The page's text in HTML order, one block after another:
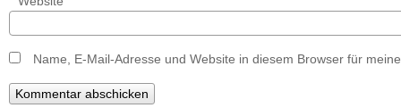
Name, E-Mail-Adresse und Website in diesem Browser für